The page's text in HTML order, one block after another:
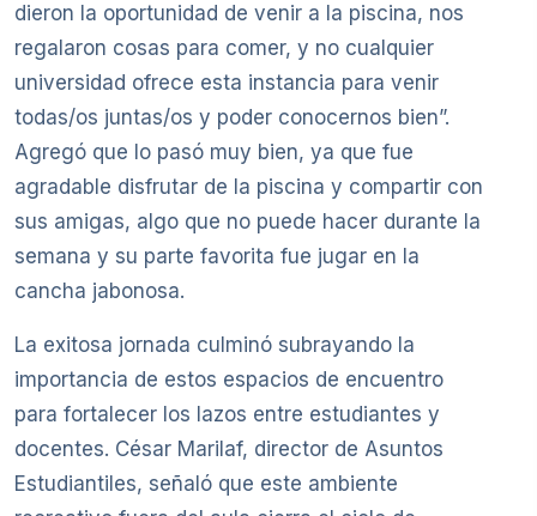
dieron la oportunidad de venir a la piscina, nos
regalaron cosas para comer, y no cualquier
universidad ofrece esta instancia para venir
todas/os juntas/os y poder conocernos bien”.
Agregó que lo pasó muy bien, ya que fue
agradable disfrutar de la piscina y compartir con
sus amigas, algo que no puede hacer durante la
semana y su parte favorita fue jugar en la
cancha jabonosa.
La exitosa jornada culminó subrayando la
importancia de estos espacios de encuentro
para fortalecer los lazos entre estudiantes y
docentes. César Marilaf, director de Asuntos
Estudiantiles, señaló que este ambiente